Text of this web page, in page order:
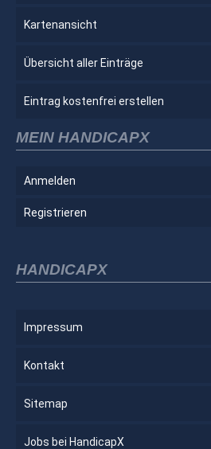
Kartenansicht
Übersicht aller Einträge
Eintrag kostenfrei erstellen
MEIN HANDICAPX
Anmelden
Registrieren
HANDICAPX
Impressum
Kontakt
Sitemap
Jobs bei HandicapX